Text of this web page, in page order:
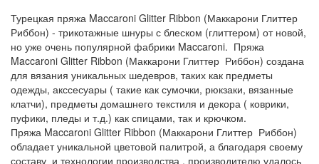
Турецкая пряжа Maccaroni Glitter Ribbon (Маккарони Глиттер
Риббон) - трикотажные шнуры с блеском (глиттером) от новой,
но уже очень популярной фабрики Maccaroni. Пряжа
Maccaroni Glitter Ribbon (Маккарони Глиттер Риббон) создана
для вязания уникальных шедевров, таких как предметы
одежды, акссесуары ( такие как сумочки, рюкзаки, вязанные
клатчи), предметы домашнего текстиля и декора ( коврики,
пуфики, пледы и т.д.) как спицами, так и крючком.
Пряжа Maccaroni Glitter Ribbon (Маккарони Глиттер Риббон)
обладает уникальной цветовой палитрой, а благодаря своему
составу и технологии производства , производителю удалось